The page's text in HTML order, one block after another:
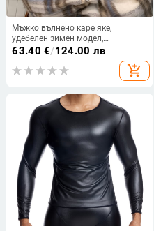
Мъжко вълнено каре яке,
удебелен зимен модел,
хонгконгски стил, яка тип ревери,
цип, без качулка, странични
джобове, подплата 100%
63.40 €/124.00 лв
add_shopping_cart